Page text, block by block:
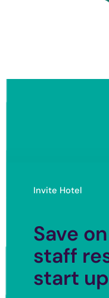
Invite Hotel
Save
staff
start